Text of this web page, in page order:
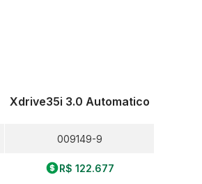
Xdrive35i 3.0 Automatico
009149-9
R$ 122.677